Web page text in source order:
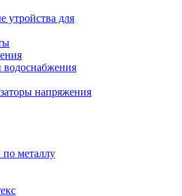
утройства для
водоснабжения
напряжения
металлу